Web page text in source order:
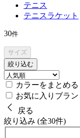
テニス
テニスラケット
30件
サイズ
絞り込む
カラーをまとめる
お気に入りブラン
戻る
絞り込み (全30件)